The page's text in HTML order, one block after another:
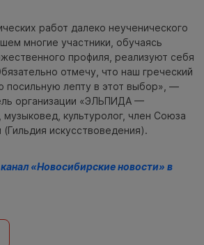
работ далеко неученического
многие участники, обучаясь
профиля, реализуют себя
отмечу, что наш греческий
посильную лепту в этот выбор», —
организации «ЭЛЬПИДА —
культуролог, член Союза
искусствоведения).
канал «Новосибирские новости» в